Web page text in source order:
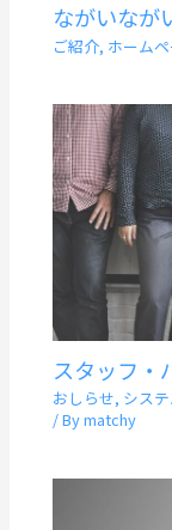
ながいなが
ご紹介, ホーム
スタッフ・
おしらせ, シス
/ Bymatchy